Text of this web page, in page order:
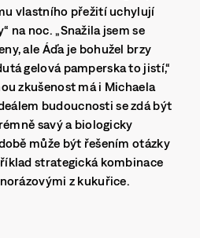
vlastního přežití uchylují
na noc. „Snažila jsem se
ale Áďa je bohužel brzy
gelová pamperska to jistí,“
zkušenost má i Michaela
budoucnosti se zdá být
savý a biologicky
může být řešením otázky
strategická kombinace
z kukuřice.